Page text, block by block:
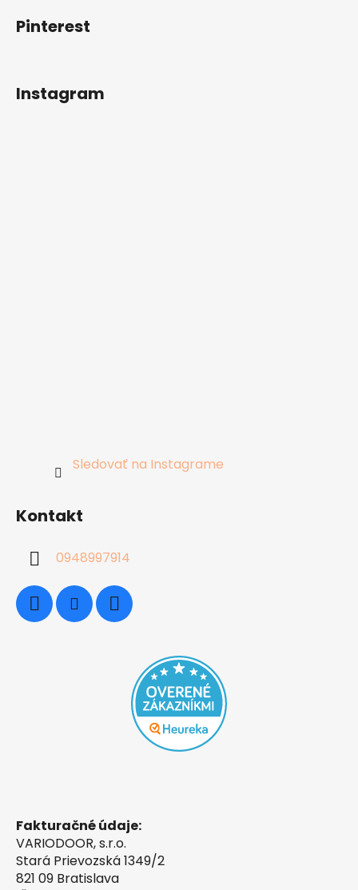
Pinterest
Instagram
Sledovať na Instagrame
Kontakt
0948997914
Fakturačné údaje:
VARIODOOR, s.r.o.
Stará Prievozská 1349/2
821 09 Bratislava